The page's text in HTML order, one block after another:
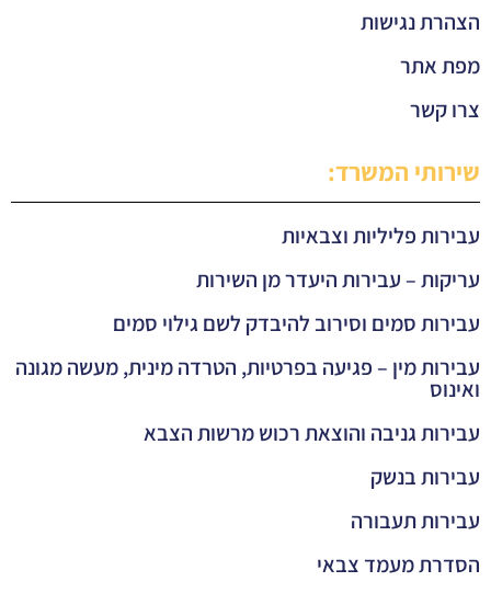
הצהרת נגישות
מפת אתר
צרו קשר
שירותי המשרד:
עבירות פליליות וצבאיות
עריקות – עבירות היעדר מן השירות
עבירות סמים וסירוב להיבדק לשם גילוי סמים
עבירות מין – פגיעה בפרטיות, הטרדה מינית, מעשה מגונה
ואינוס
עבירות גניבה והוצאת רכוש מרשות הצבא
עבירות בנשק
עבירות תעבורה
הסדרת מעמד צבאי